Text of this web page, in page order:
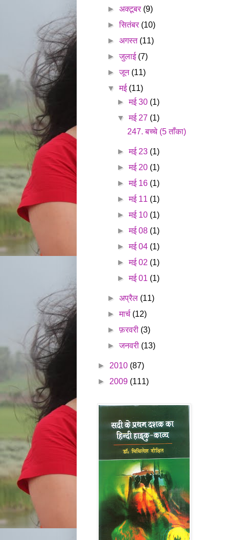
►अक्टूबर (9)
►सितंबर (10)
►अगस्त (11)
►जुलाई (7)
►जून (11)
▼मई (11)
►मई 30 (1)
▼मई 27 (1)
247. बच्चे (5 ताँका)
►मई 23 (1)
►मई 20 (1)
►मई 16 (1)
►मई 11 (1)
►मई 10 (1)
►मई 08 (1)
►मई 04 (1)
►मई 02 (1)
►मई 01 (1)
►अप्रैल (11)
►मार्च (12)
►फ़रवरी (3)
►जनवरी (13)
► 2010 (87)
► 2009 (111)